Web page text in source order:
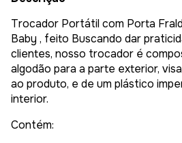
Trocador Portátil com Porta
Baby , feito Buscando dar
clientes, nosso trocador é
algodão para a parte exterior,
ao produto, e de um plástico
interior.
Contém: